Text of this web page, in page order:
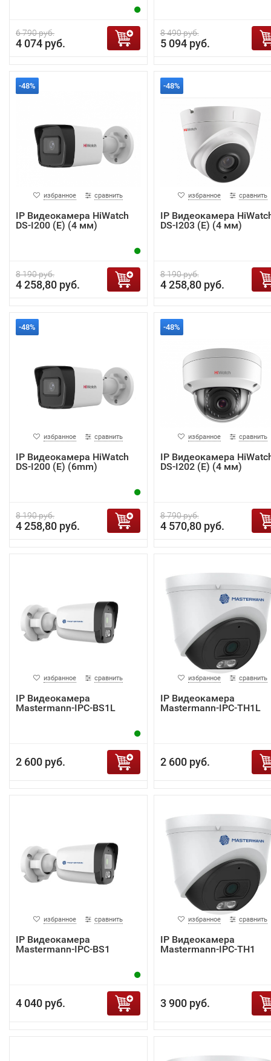
6 790 руб.
4 074 руб.
8 490 руб.
5 094 руб.
-48%
избранное сравнить
IP Видеокамера HiWatch
DS-I200 (E) (4 мм)
8 190 руб.
4 258,80 руб.
-48%
избранное сравнить
IP Видеокамера
DS-I203 (E) (4 мм)
8 190 руб.
4 258,80 руб.
-48%
избранное сравнить
IP Видеокамера HiWatch
DS-I200 (E) (6mm)
8 190 руб.
4 258,80 руб.
-48%
избранное сравнить
IP Видеокамера
DS-I202 (E) (4 мм)
8 790 руб.
4 570,80 руб.
избранное сравнить
IP Видеокамера
Mastermann-IPC-BS1L
2 600 руб.
избранное сравнить
IP Видеокамера
Mastermann-IPC-TH1L
2 600 руб.
избранное сравнить
IP Видеокамера
Mastermann-IPC-BS1
4 040 руб.
избранное сравнить
IP Видеокамера
Mastermann-IPC-TH1
3 900 руб.